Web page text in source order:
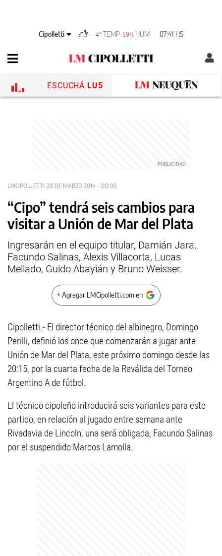
Cipolletti 4°TEMP 59% HUM 07:41 HS
ESCUCHÁ LU5
LMCIPOLLETTI 28 DE MARZO 2014 - 00:00
“Cipo” tendrá seis cambios para
visitar a Unión de Mar del Plata
Ingresarán en el equipo titular, Damián Jara,
Facundo Salinas, Alexis Villacorta, Lucas
Mellado, Guido Abayián y Bruno Weisser.
+ Agregar LMCipolletti.com en
Cipolletti.- El director técnico del albinegro, Domingo
Perilli, definió los once que comenzarán a jugar ante
Unión de Mar del Plata, este próximo domingo desde las
20:15, por la cuarta fecha de la Reválida del Torneo
Argentino A de fútbol.
El técnico cipoleño introducirá seis variantes para este
partido, en relación al jugado entre semana ante
Rivadavia de Lincoln, una será obligada, Facundo Salinas
por el suspendido Marcos Lamolla.